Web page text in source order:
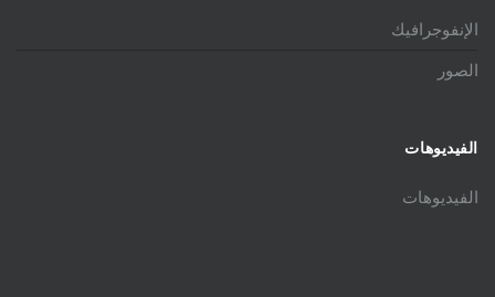
الإنفوجرافيك
الصور
الفيديوهات
الفيديوهات